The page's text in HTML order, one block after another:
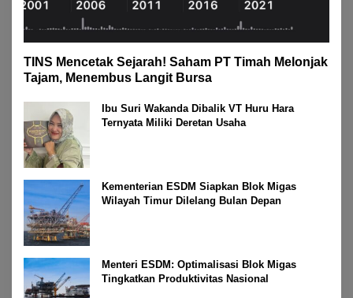
TINS Mencetak Sejarah! Saham PT Timah Melonjak
Tajam, Menembus Langit Bursa
Ibu Suri Wakanda Dibalik VT Huru Hara
Ternyata Miliki Deretan Usaha
Kementerian ESDM Siapkan Blok Migas
Wilayah Timur Dilelang Bulan Depan
Menteri ESDM: Optimalisasi Blok Migas
Tingkatkan Produktivitas Nasional